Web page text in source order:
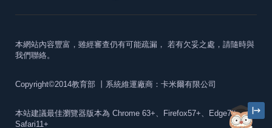
本網站內容豐富，雖經審查仍有可能疏漏， 若有欠妥之處，請隨時與
我們聯絡。
Copyright©2014教育部 丨系統維運廠商：卡米爾有限公司
本站建議最佳瀏覽器版本為 Chrome 63+、Firefox57+、Edge79+及
Safari11+